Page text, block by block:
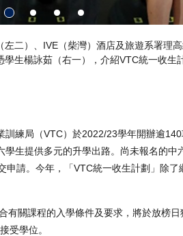
）院校的「學習共享空間」，配有靈活的
練局（VTC）於2022/23學年開辦逾
生提供多元的升學出路。尚未報名的中
申請。今年，「VTC統一收生計劃」除
關課程的入學條件及要求，將於放榜
受學位。